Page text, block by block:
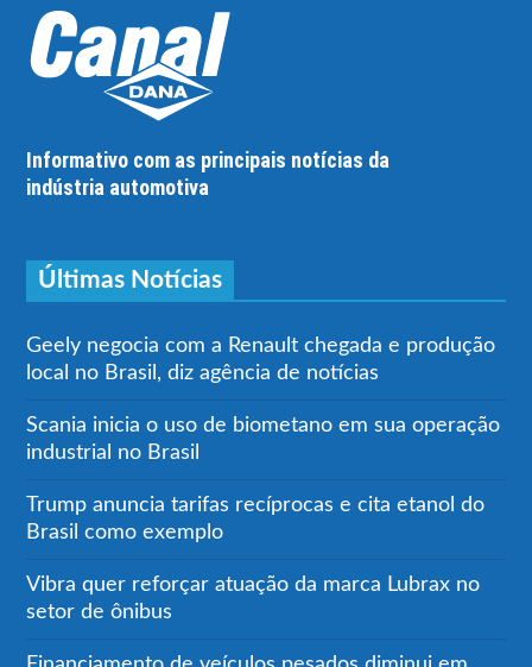
Informativo com as principais notícias da
indústria automotiva
Últimas Notícias
Geely negocia com a Renault chegada e produção
local no Brasil, diz agência de notícias
Scania inicia o uso de biometano em sua operação
industrial no Brasil
Trump anuncia tarifas recíprocas e cita etanol do
Brasil como exemplo
Vibra quer reforçar atuação da marca Lubrax no
setor de ônibus